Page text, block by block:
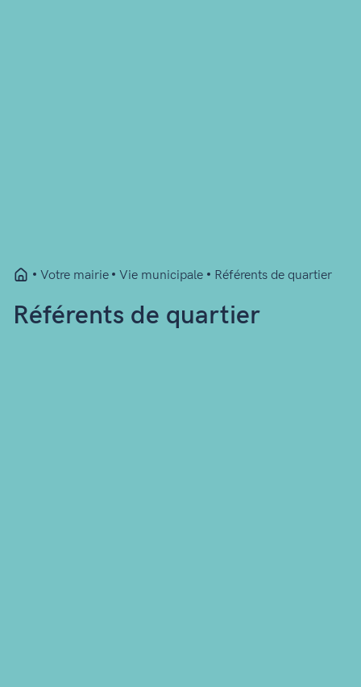
Référents de quartier
Votre mairie Vie municipale Référents de quartier